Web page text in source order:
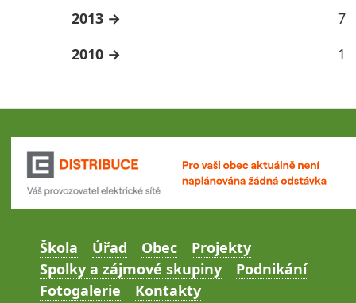
2013
7
2010
1
Škola Úřad Obec
Projekty
Spolky a zájmové skupiny
Podnikání
Fotogalerie
Kontakty